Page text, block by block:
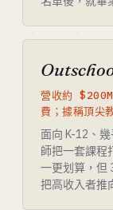
營收約
費；據稱頂尖
面向 K-12、
師把一套課
一更划算，但
把高收入者推